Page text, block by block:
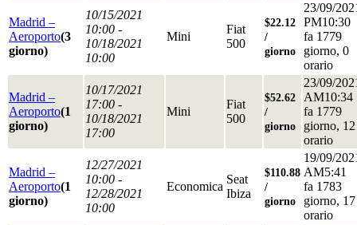
Madrid –
Aeroporto(3
giorno)
10/15/2021
10:00 -
10/18/2021
10:00
Mini
Fiat
500
$22.12
/
giorno
23/09/
PM10:30
fa 1779
giorno, 0
orario
Madrid –
Aeroporto(1
giorno)
10/17/2021
17:00 -
10/18/2021
17:00
Mini
Fiat
500
$52.62
/
giorno
23/09/
AM10:34
fa 1779
giorno, 12
orario
Madrid –
Aeroporto(1
giorno)
12/27/2021
10:00 -
12/28/2021
10:00
Economica
Seat
Ibiza
$110.88
/
giorno
19/09/
AM5:41
fa 1783
giorno, 17
orario